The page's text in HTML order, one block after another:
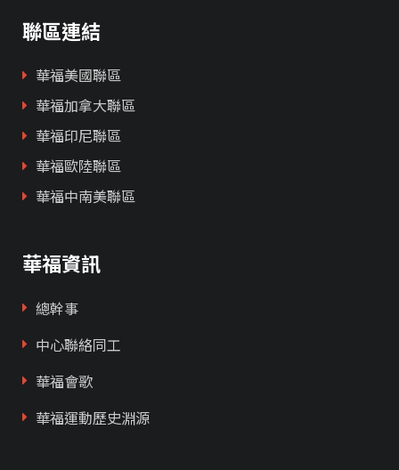
聯區連結
華福美國聯區
華福加拿大聯區
華福印尼聯區
華福歐陸聯區
華福中南美聯區
華福資訊
總幹事
中心聯絡同工
華福會歌
華福運動歷史淵源